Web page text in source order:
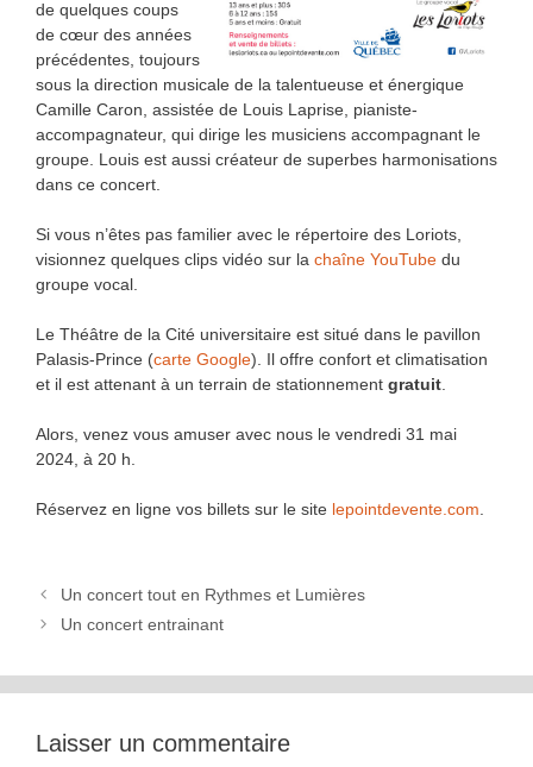
de quelques coups
de cœur des années
précédentes, toujours
sous la direction musicale de la talentueuse et énergique
Camille Caron, assistée de Louis Laprise, pianiste-
accompagnateur, qui dirige les musiciens accompagnant le
groupe. Louis est aussi créateur de superbes harmonisations
dans ce concert.
Si vous n’êtes pas familier avec le répertoire des Loriots,
visionnez quelques clips vidéo sur la chaîne YouTube du
groupe vocal.
Le Théâtre de la Cité universitaire est situé dans le pavillon
Palasis-Prince (carte Google). Il offre confort et climatisation
et il est attenant à un terrain de stationnement gratuit
Alors, venez vous amuser avec nous le vendredi 31 mai
2024, à 20 h.
Réservez en ligne vos billets sur le site lepointdevente.com
Un concert tout en Rythmes et Lumières
Un concert entrainant
Laisser un commentaire